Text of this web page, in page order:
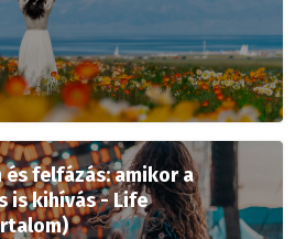
és felfázás: amikor a
is kihívás - Life